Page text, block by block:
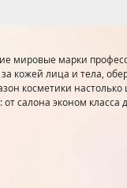
мировые марки
кожей лица и тела,
косметики
салона эконом класса